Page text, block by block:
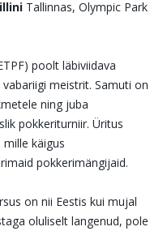
Tallinnas, Olympic Park
poolt läbiviidava
meistrit. Samuti on
ning juba
pokkeriturniir. Üritus
käigus
pokkerimängijaid.
on nii Eestis kui mujal
oluliselt langenud, pole